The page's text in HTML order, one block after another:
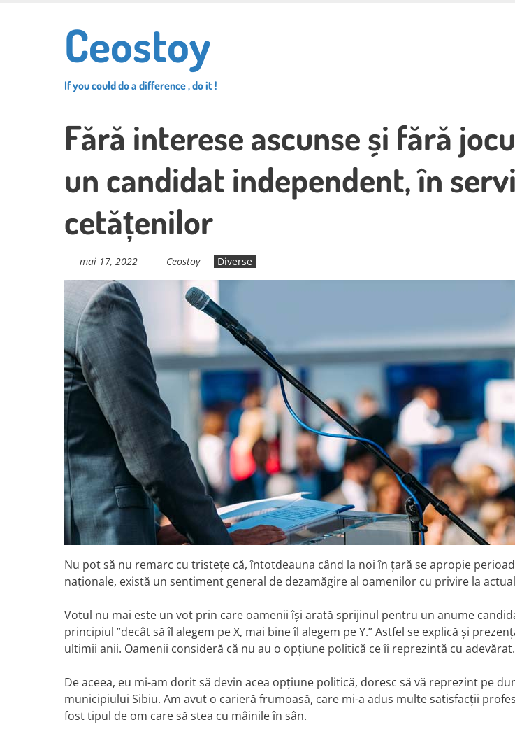
Ceostoy
If you could do a difference , do it !
Fără interese ascunse și fără
un candidat independent, în
cetățenilor
mai 17, 2022 Ceostoy Diverse
Nu pot să nu remarc cu tristețe că, întotdeauna când la noi în țară se apropie
naționale, există un sentiment general de dezamăgire al oamenilor cu privire la
Votul nu mai este un vot prin care oamenii își arată sprijinul pentru un anume
principiul ”decât să îl alegem pe X, mai bine îl alegem pe Y.” Astfel se explică și
ultimii anii. Oamenii consideră că nu au o opțiune politică ce îi reprezintă cu adevărat.
De aceea, eu mi-am dorit să devin acea opțiune politică, doresc să vă reprezint pe
municipiului Sibiu. Am avut o carieră frumoasă, care mi-a adus multe satisfacții
fost tipul de om care să stea cu mâinile în sân.